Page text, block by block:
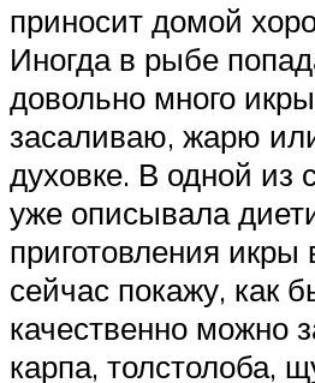
приносит домой
Иногда в рыбе
довольно много
засаливаю, жарю
духовке. В одной из
уже описывала
приготовления икры
сейчас покажу, как
качественно можно
карпа, толстолоба,